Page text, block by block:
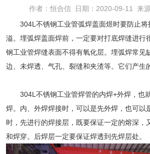
作者：恒合信 日期：2020-09-11 来
304L不锈钢工业管弧焊盖面煜时要防止
溢。埋弧焊盖面焊前，一定要对打底焊缝进行
钢工业管焊缝表面不得有氧化层。埋弧焊常见
边、未焊透、气孔、裂缝和夹渣等。它们产生
304L不锈钢工业管焊管的内焊+外焊，也
焊。内、外焊焊接时，可以是先外焊，也可以
时，先进行的焊接层，既要保证一定的熔深，
和焊穿。后焊层一定要保证焊透到先焊层处。